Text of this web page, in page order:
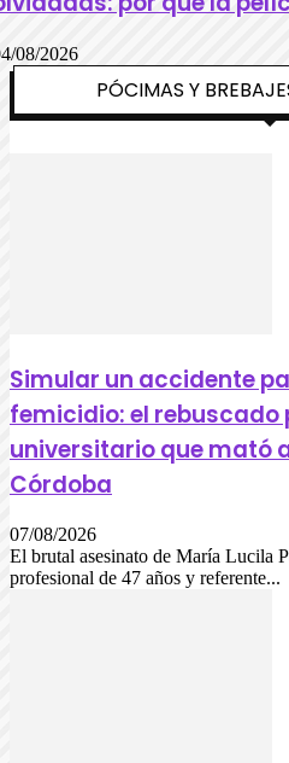
08/2026
PÓCIMAS Y
Simular un accidente
femicidio: el rebuscado
universitario que mató
Córdoba
07/08/2026
El brutal asesinato de María Lucila
profesional de 47 años y referente...